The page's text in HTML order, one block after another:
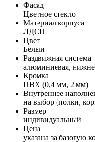
Фасад
Цветное стекло
Материал корпуса
ЛДСП
Цвет
Белый
Раздвижная система
алюминиевая,
Кромка
ПВХ (0,4 мм, 2 мм)
Внутреннее
на выбор (полки,
Размер
индивидуальный
Цена
указана за базовую